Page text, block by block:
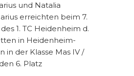
und Natalia
erreichten beim 7.
1. TC Heidenheim d.
in Heidenheim-
in der Klasse Mas IV /
6. Platz